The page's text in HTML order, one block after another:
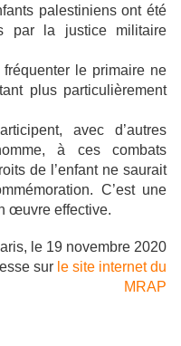
palestiniens ont été
par la justice militaire
le primaire ne
plus particulièrement
avec d’autres
à ces combats
de l’enfant ne saurait
C’est une
œuvre effective.
le 19 novembre 2020
sur le site internet du
MRAP